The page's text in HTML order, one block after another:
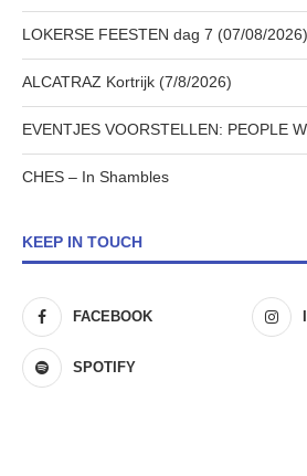
LOKERSE FEESTEN dag 7 (07/08/2026)
ALCATRAZ Kortrijk (7/8/2026)
EVENTJES VOORSTELLEN: PEOPLE
CHES – In Shambles
KEEP IN TOUCH
FACEBOOK
SPOTIFY